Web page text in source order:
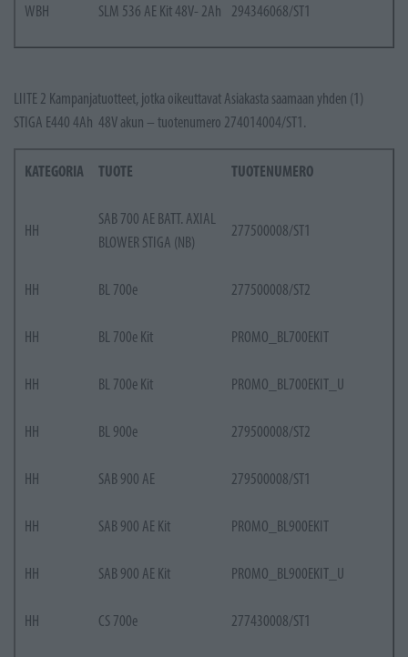
WBH SLM 536 AE Kit 48V- 2Ah 294346068/ST1
LIITE 2 Kampanjatuotteet, jotka oikeuttavat Asiakasta saamaan yhden (1)
STIGA E440 4Ah 48V akun – tuotenumero 274014004/ST1.
KATEGORIA TUOTE TUOTENUMERO
HH
SAB 700 AE BATT. AXIAL
BLOWER STIGA (NB)
277500008/ST1
HH BL 700e 277500008/ST2
HH BL 700e Kit PROMO_BL700EKIT
HH BL 700e Kit PROMO_BL700EKIT_U
HH BL 900e 279500008/ST2
HH SAB 900 AE 279500008/ST1
HH SAB 900 AE Kit PROMO_BL900EKIT
HH SAB 900 AE Kit PROMO_BL900EKIT_U
HH CS 700e 277430008/ST1